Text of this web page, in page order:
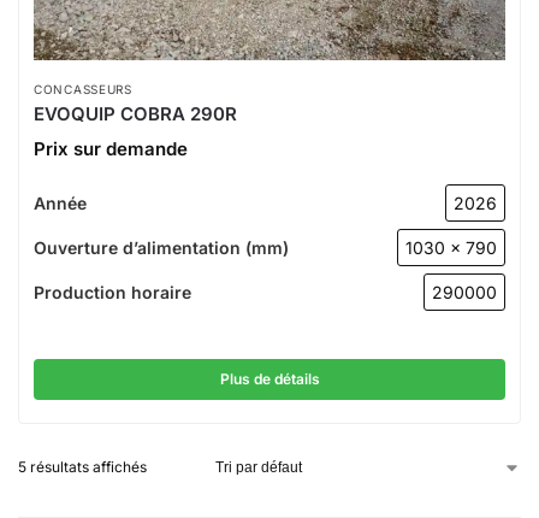
CONCASSEURS
EVOQUIP COBRA 290R
Prix sur demande
Année 2026
Ouverture d’alimentation (mm) 1030 x 790
Production horaire 290000
Plus de détails
5 résultats affichés